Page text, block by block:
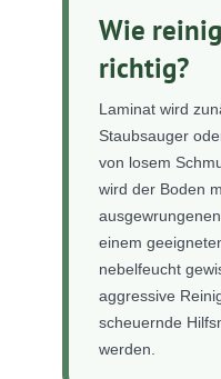
Wie
richtig?
Laminat wird
Staubsauger
von losem
wird der Boden
einem
nebelfeucht
aggressive
scheuernde
werden.